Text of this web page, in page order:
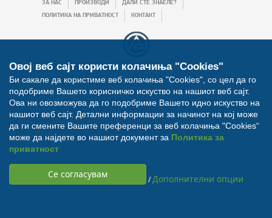
Овој веб сајт користи колачиња "Cookies"
Би сакале да користиме веб колачиња "Cookies", со цел да го
подобриме Вашето корисничко искуство на нашиот веб сајт.
Ова ни овозможува да го подобриме Вашето идно искуство на
нашиот веб сајт. Детални информации за начинот на кој може
да ги смените Вашите преференци за веб колачиња "Cookies“
може да најдете во нашиот документ за Политика за
приватност
/Дополнителни опции
ЗА НАС ПРОИЗВОДИ
ДАЛИ СТЕ ЗНАЕЛЕ?
ПОЛИТИКА НА ПРИВАТНОСТ
КОНТАКТ